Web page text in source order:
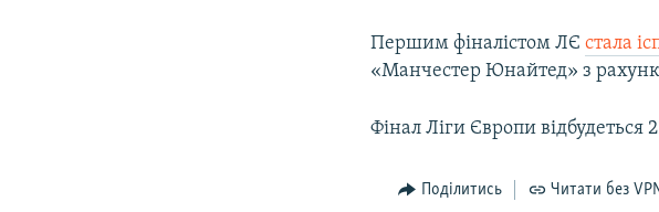
Першим фіналістом ЛЄстала
«Манчестер Юнайтед» з
Фінал Ліги Європи відбудеться
Поділитись Читати без